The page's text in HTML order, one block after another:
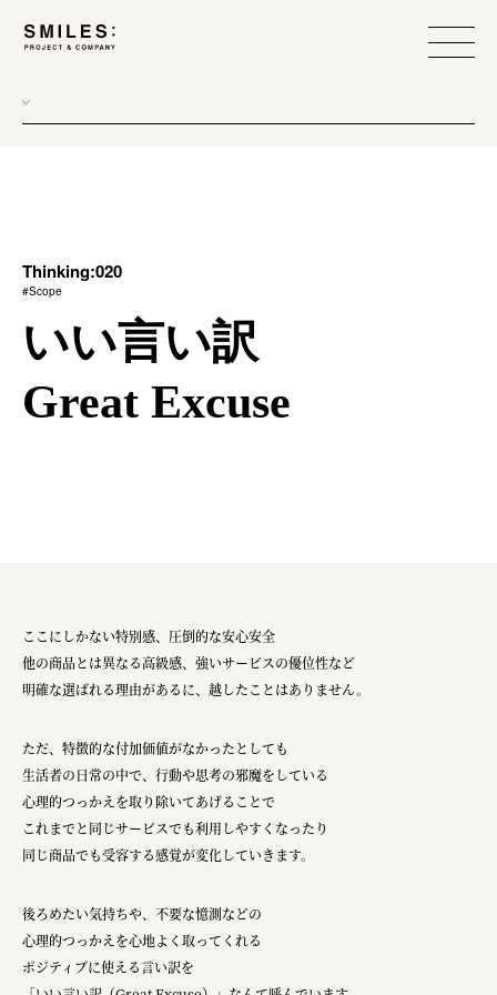
scope
team management
method
Thinking:020
#Scope
いい言い訳
Great Excuse
ここにしかない特別感、圧倒的な安心安全
他の商品とは異なる高級感、強いサービスの優位性など
明確な選ばれる理由があるに、越したことはありません。
ただ、特徴的な付加価値がなかったとしても
生活者の日常の中で、行動や思考の邪魔をしている
心理的つっかえを取り除いてあげることで
これまでと同じサービスでも利用しやすくなったり
同じ商品でも受容する感覚が変化していきます。
後ろめたい気持ちや、不要な憶測などの
心理的つっかえを心地よく取ってくれる
ポジティブに使える言い訳を